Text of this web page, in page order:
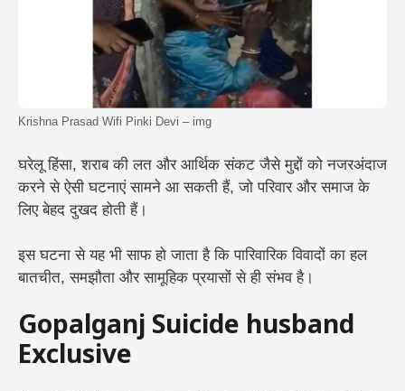
Krishna Prasad Wifi Pinki Devi – img
घरेलू हिंसा, शराब की लत और आर्थिक संकट जैसे मुद्दों को नजरअंदाज
करने से ऐसी घटनाएं सामने आ सकती हैं, जो परिवार और समाज के
लिए बेहद दुखद होती हैं।
इस घटना से यह भी साफ हो जाता है कि पारिवारिक विवादों का हल
बातचीत, समझौता और सामूहिक प्रयासों से ही संभव है।
Gopalganj Suicide husband
Exclusive